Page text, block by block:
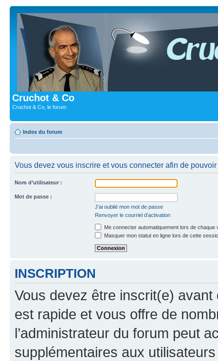
Cruchot & Co
Cruchot & Co, le forum
Index du forum
Vous devez vous inscrire et vous connecter afin de
Nom d’utilisateur :
Mot de passe :
J’ai oublié mon mot de passe
Renvoyer le courriel d’activation
Me connecter automatiquement lors de chaque
Masquer mon statut en ligne lors de cette
INSCRIPTION
Vous devez être inscrit(e) avant
est rapide et vous offre de
l’administrateur du forum peut
supplémentaires aux